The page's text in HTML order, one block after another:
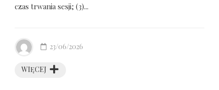
czas trwania sesji; (3)...
WIĘCEJ
23/06/2026